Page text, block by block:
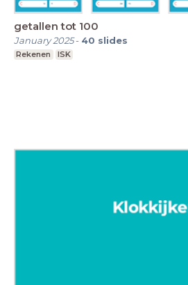
getallen tot 100
January 2025- 40 slides
Rekenen ISK